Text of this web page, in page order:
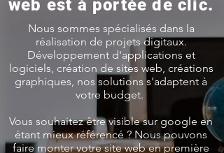
web est à portée de clic.
Nous sommes spécialisés dans la
réalisation de projets digitaux.
Développement d'applications et
logiciels, création de sites web, créations
graphiques, nos solutions s'adaptent à
votre budget.
Vous souhaitez être visible sur google en
étant mieux référencé ? Nous pouvons
faire monter votre site web en première